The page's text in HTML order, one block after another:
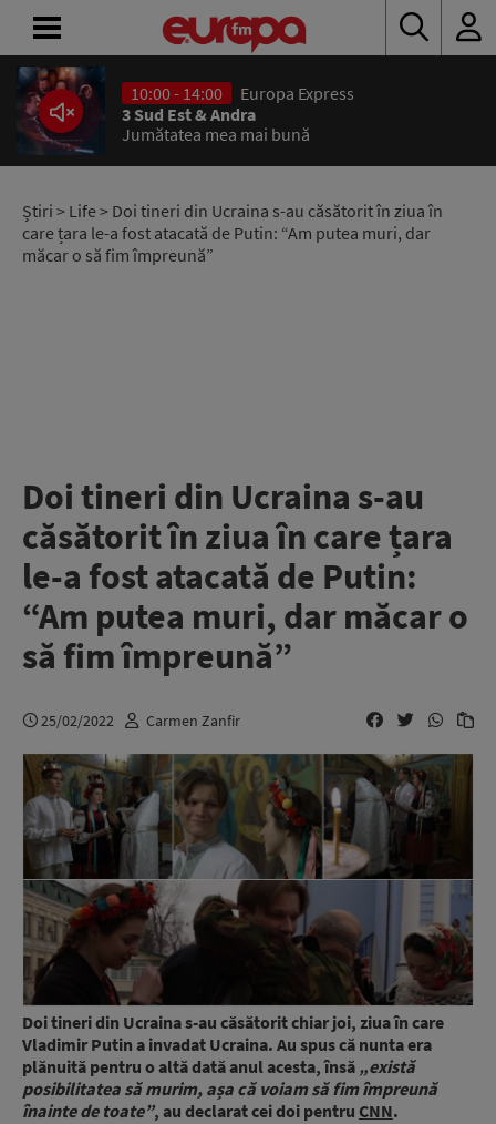
10:00 - 14:00
Europa Express
3 Sud Est & Andra
Jumătatea mea mai bună
Știri > Life> Doi tineri din Ucraina s-au căsătorit în ziua în
care țara le-a fost atacată de Putin: “Am putea muri, dar
măcar o să fim împreună”
Doi tineri din Ucraina s-au
căsătorit în ziua în care țara
le-a fost atacată de Putin:
“Am putea muri, dar măcar o
să fim împreună”
25/02/2022 Carmen Zanfir
Doi tineri din Ucraina s-au căsătorit chiar joi, ziua în care
Vladimir Putin a invadat Ucraina. Au spus că nunta era
plănuită pentru o altă dată anul acesta, însă „există
posibilitatea să murim, așa că voiam să fim împreună
înainte de toate”, au declarat cei doi pentru CNN.
ACASĂ
ȘTIRI
RADIO
CONCURSURI